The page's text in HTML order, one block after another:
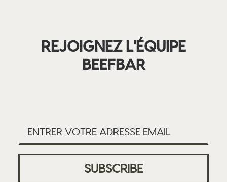
REJOIGNEZ L'ÉQUIPE
BEEFBAR